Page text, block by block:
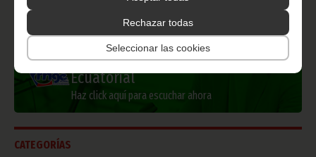
Rechazar todas
Seleccionar las cookies
Radio Nacional de Guinea
Ecuatorial
Haz click aquí para escuchar ahora
CATEGORÍAS